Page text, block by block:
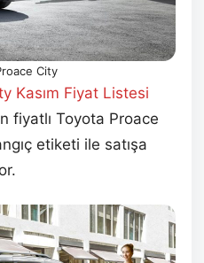
City
Kasım Fiyat Listesi
fiyatlı Toyota Proace
etiketi ile satışa